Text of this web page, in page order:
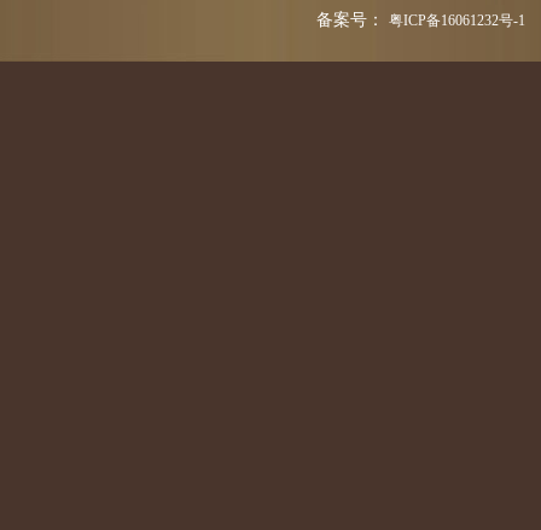
备案号： 粤ICP备16061232号-1